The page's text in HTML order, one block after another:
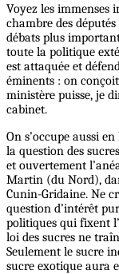
Voyez les immenses
chambre des
débats plus
toute la politique
est attaquée et
éminents : on
ministère puisse, je
cabinet.
On s’occupe aussi
la question des
et ouvertement
Martin (du Nord),
Cunin-Gridaine. Ne
question d’intérêt
politiques qui fixent
loi des sucres ne
Seulement le sucre
sucre exotique aura